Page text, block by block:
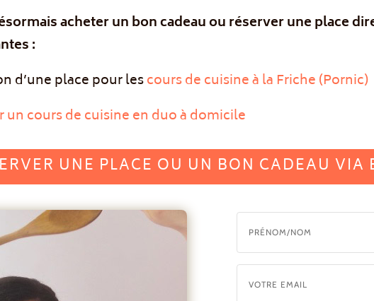
acheter un bon cadeau ou réserver une place
:
d’une place pour lescours de cuisine à la Friche (Pornic)
un cours de cuisine en duo à domicile
UNE PLACE OU UN BON CADEAU VIA